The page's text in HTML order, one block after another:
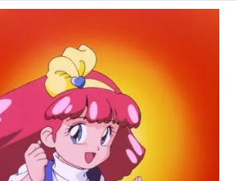
声優記事一覧
実写化映画一覧
夏アニメ